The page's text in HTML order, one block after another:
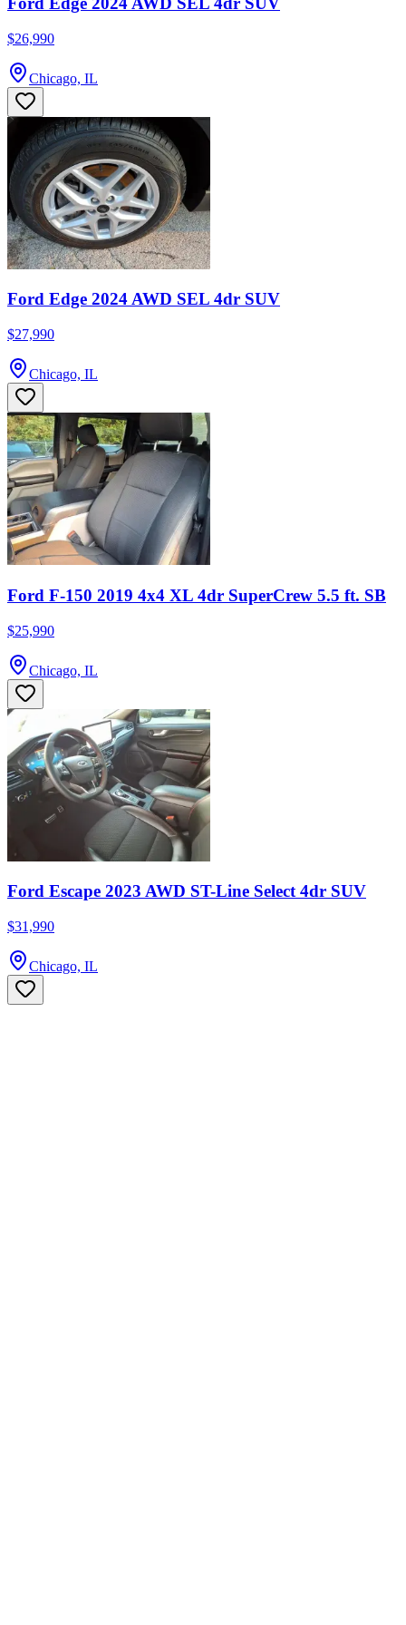
$26,990
Chicago, IL
Ford Edge 2024 AWD SEL 4dr SUV
$27,990
Chicago, IL
Ford F-150 2019 4x4 XL 4dr SuperCrew 5.5 ft. SB
$25,990
Chicago, IL
Ford Escape 2023 AWD ST-Line Select 4dr SUV
$31,990
Chicago, IL